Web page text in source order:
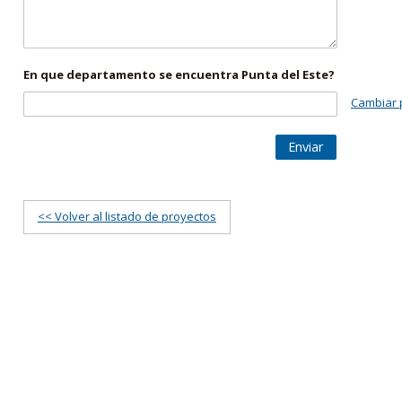
En que departamento se encuentra Punta del Este?
Cambiar
Enviar
<< Volver al listado de proyectos